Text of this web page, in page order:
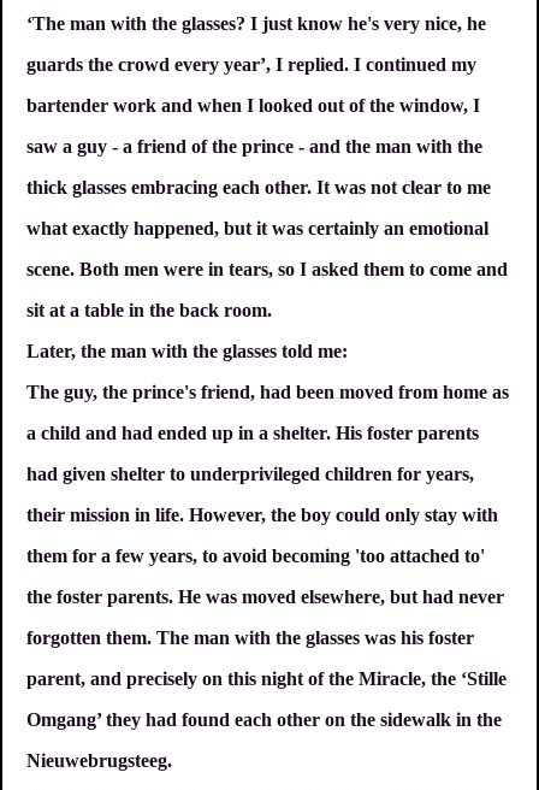
‘The man with the glasses? I just know he's very nice, he
guards the crowd every year’, I replied. I continued my
bartender work and when I looked out of the window, I
saw a guy - a friend of the prince - and the man with the
thick glasses embracing each other. It was not clear to me
what exactly happened, but it was certainly an emotional
scene. Both men were in tears, so I asked them to come and
sit at a table in the back room.
Later, the man with the glasses told me:
The guy, the prince's friend, had been moved from home as
a child and had ended up in a shelter. His foster parents
had given shelter to underprivileged children for years,
their mission in life. However, the boy could only stay with
them for a few years, to avoid becoming 'too attached to'
the foster parents. He was moved elsewhere, but had never
forgotten them. The man with the glasses was his foster
parent, and precisely on this night of the Miracle, the ‘Stille
Omgang’ they had found each other on the sidewalk in the
Nieuwebrugsteeg.